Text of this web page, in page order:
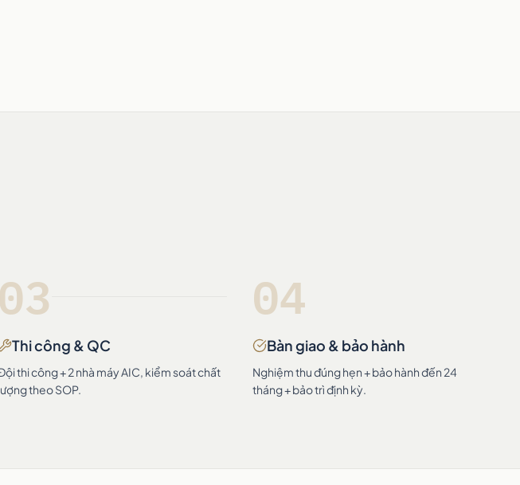
03
Thi công & QC
thi công + 2 nhà máy AIC, kiểm soát chất
theo SOP.
04
Bàn giao & bảo hành
Nghiệm thu đúng hẹn + bảo hành đến 24
tháng + bảo trì định kỳ.